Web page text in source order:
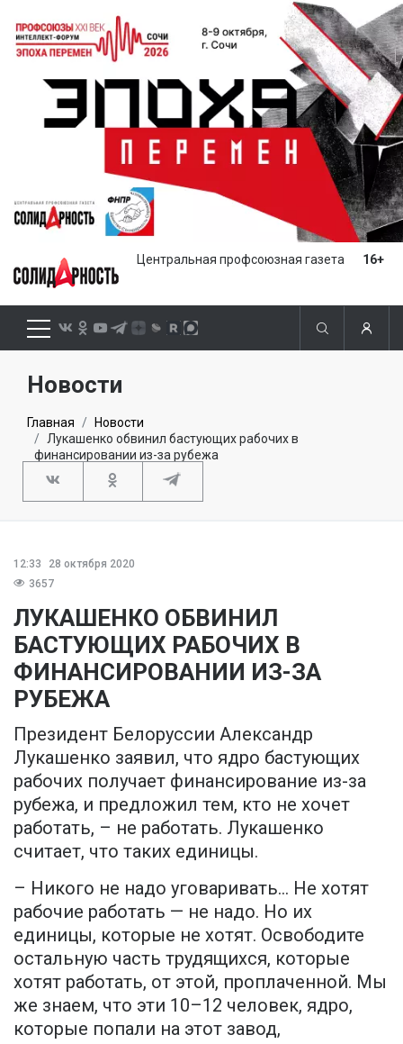
Центральная профсоюзная газета 16+
Новости
Главная
Новости
Лукашенко обвинил бастующих рабочих в
финансировании из-за рубежа
12:33
28 октября 2020
3657
ЛУКАШЕНКО ОБВИНИЛ
БАСТУЮЩИХ РАБОЧИХ В
ФИНАНСИРОВАНИИ ИЗ-ЗА
РУБЕЖА
Президент Белоруссии Александр
Лукашенко заявил, что ядро бастующих
рабочих получает финансирование из-за
рубежа, и предложил тем, кто не хочет
работать, – не работать. Лукашенко
считает, что таких единицы.
– Никого не надо уговаривать... Не хотят
рабочие работать — не надо. Но их
единицы, которые не хотят. Освободите
остальную часть трудящихся, которые
хотят работать, от этой, проплаченной. Мы
же знаем, что эти 10–12 человек, ядро,
которые попали на этот завод,